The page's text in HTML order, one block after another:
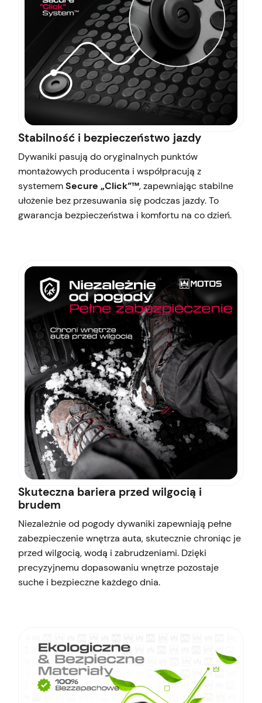
Stabilność i bezpieczeństwo jazdy
Dywaniki pasują do oryginalnych punktów
montażowych producenta i współpracują z
systememSecure „Click”™, zapewniając stabilne
ułożenie bez przesuwania się podczas jazdy. To
gwarancja bezpieczeństwa i komfortu na co dzień.
Skuteczna bariera przed wilgocią i
brudem
Niezależnie od pogody dywaniki zapewniają pełne
zabezpieczenie wnętrza auta, skutecznie chroniąc je
przed wilgocią, wodą i zabrudzeniami. Dzięki
precyzyjnemu dopasowaniu wnętrze pozostaje
suche i bezpieczne każdego dnia.